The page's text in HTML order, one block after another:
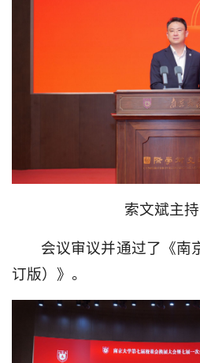
索文斌主
会议审议并通过了《南
订版）》。